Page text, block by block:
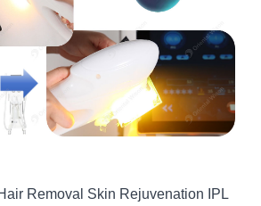
Removal Skin Rejuvenation IPL